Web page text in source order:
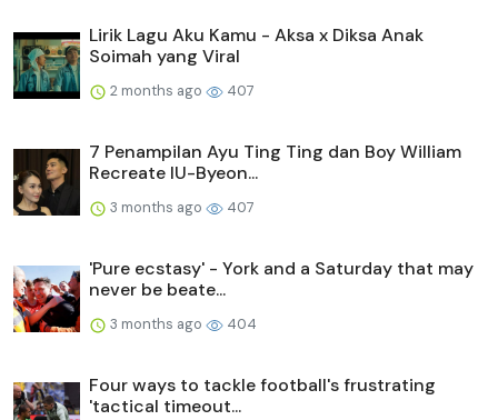
Lirik Lagu Aku Kamu - Aksa x Diksa Anak
Soimah yang Viral
2 months ago 407
7 Penampilan Ayu Ting Ting dan Boy William
Recreate IU-Byeon...
3 months ago 407
'Pure ecstasy' - York and a Saturday that may
never be beate...
3 months ago 404
Four ways to tackle football's frustrating
'tactical timeout...